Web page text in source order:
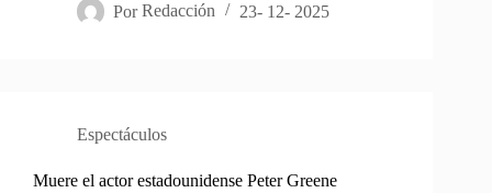
Por Redacción 23- 12- 2025
Espectáculos
Muere el actor estadounidense Peter Greene